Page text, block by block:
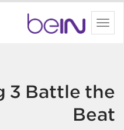
Toggle
navigation
3 Battle the
Beat